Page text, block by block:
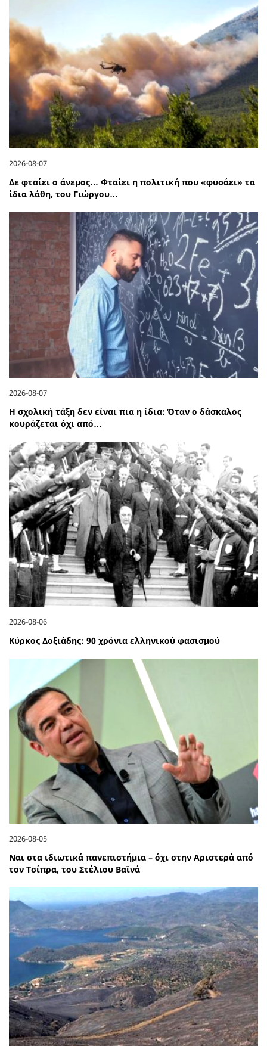
2026-08-07
Δε φταίει ο άνεμος… Φταίει η πολιτική που «φυσάει» τα
ίδια λάθη, του Γιώργου…
2026-08-07
Η σχολική τάξη δεν είναι πια η ίδια: Όταν ο δάσκαλος
κουράζεται όχι από…
2026-08-06
Κύρκος Δοξιάδης: 90 χρόνια ελληνικού φασισμού
2026-08-05
Ναι στα ιδιωτικά πανεπιστήμια – όχι στην Αριστερά από
τον Τσίπρα, του Στέλιου Βαϊνά